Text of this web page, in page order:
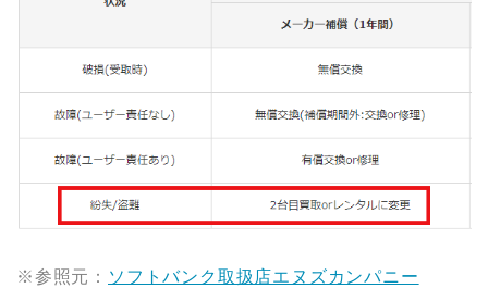
※参照元： ソフトバンク取扱店エヌズカンパニー